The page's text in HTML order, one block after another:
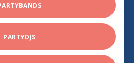
PARTYDJS